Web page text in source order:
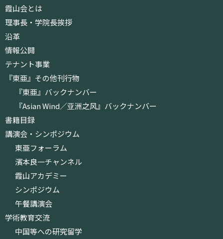
霞山会とは
理事長・学院長挨拶
沿革
情報公開
テナント事業
『東亜』その他刊行物
『東亜』バックナンバー
『Asian Wind／亚洲之风』バックナンバー
書籍目録
講演会・シンポジウム
東亜フォーラム
濱本良一チャンネル
霞山アカデミー
シンポジウム
午餐講演会
学術教育交流
中国等への研究留学